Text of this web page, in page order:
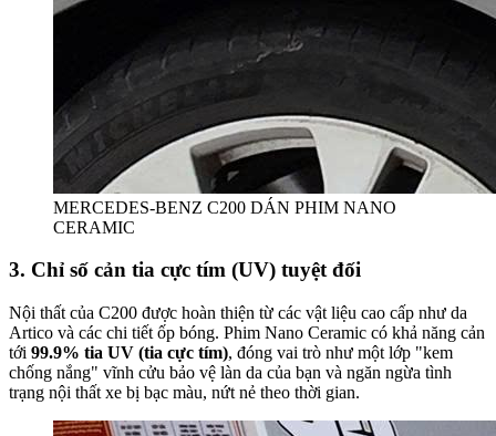
MERCEDES-BENZ C200 DÁN PHIM NANO
CERAMIC
3. Chỉ số cản tia cực tím (UV) tuyệt đối
Nội thất của C200 được hoàn thiện từ các vật liệu cao cấp như da
Artico và các chi tiết ốp bóng. Phim Nano Ceramic có khả năng cản
tới 99.9% tia UV (tia cực tím), đóng vai trò như một lớp "kem
chống nắng" vĩnh cửu bảo vệ làn da của bạn và ngăn ngừa tình
trạng nội thất xe bị bạc màu, nứt nẻ theo thời gian.